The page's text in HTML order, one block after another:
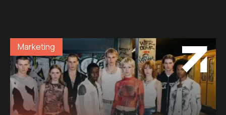
Marketing